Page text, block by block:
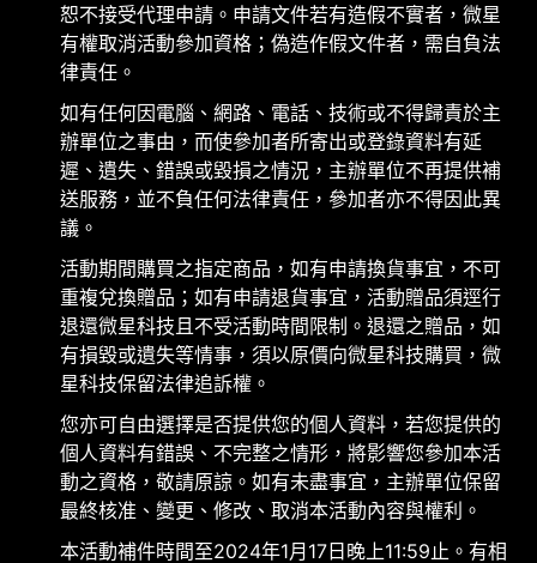
恕不接受代理申請。申請文件若有造假不實者，微星
有權取消活動參加資格；偽造作假文件者，需自負法
律責任。
如有任何因電腦、網路、電話、技術或不得歸責於主
辦單位之事由，而使參加者所寄出或登錄資料有延
遲、遺失、錯誤或毀損之情況，主辦單位不再提供補
送服務，並不負任何法律責任，參加者亦不得因此異
議。
活動期間購買之指定商品，如有申請換貨事宜，不可
重複兌換贈品；如有申請退貨事宜，活動贈品須逕行
退還微星科技且不受活動時間限制。退還之贈品，如
有損毀或遺失等情事，須以原價向微星科技購買，微
星科技保留法律追訴權。
您亦可自由選擇是否提供您的個人資料，若您提供的
個人資料有錯誤、不完整之情形，將影響您參加本活
動之資格，敬請原諒。如有未盡事宜，主辦單位保留
最終核准、變更、修改、取消本活動內容與權利。
本活動補件時間至2024年1月17日晚上11:59止。有相